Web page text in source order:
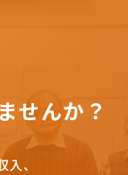
せんか？
、